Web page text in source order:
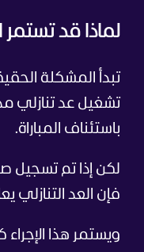
لماذا قد
تبدأ المشكلة
باستئناف المباراة.
لكن إذا تم تسجيل
فإن العد التنازلي
ويستمر هذا